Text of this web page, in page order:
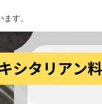
す。